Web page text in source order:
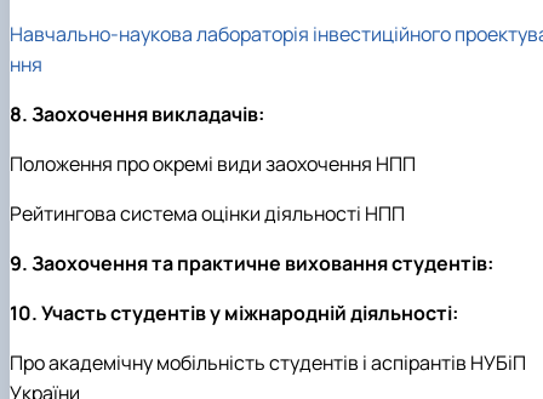
Навчально-наукова лабораторія інвестиційного
ння
8. Заохочення викладачів:
Положення про окремі види заохочення НПП
Рейтингова система оцінки діяльності НПП
9. Заохочення та практичне виховання студентів:
10. Участь студентів у міжнародній діяльності:
Про академічну мобільність студентів і аспірантів НУБіП
України